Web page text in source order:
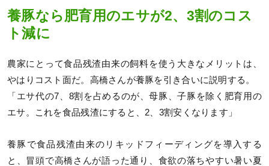
養豚なら肥育用のエサが2、3割のコス
ト減に
農家にとって食品残渣由来の飼料を使う大きなメリットは、
やはりコスト面だ。高橋さんが養豚を引き合いに説明する。
「エサ代の7、8割を占めるのが、母豚、子豚を除く肥育用の
エサ。これを食品残渣にすると、2、3割安くなります」
養豚で食品残渣由来のリキッドフィーディングを導入する
と、冒頭で高橋さんが語った通り、食欲の落ちやすい暑い夏